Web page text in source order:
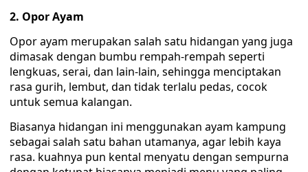
2. Opor Ayam
Opor ayam merupakan salah satu hidangan yang juga
dimasak dengan bumbu rempah-rempah seperti
lengkuas, serai, dan lain-lain, sehingga menciptakan
rasa gurih, lembut, dan tidak terlalu pedas, cocok
untuk semua kalangan.
Biasanya hidangan ini menggunakan ayam kampung
sebagai salah satu bahan utamanya, agar lebih kaya
rasa. kuahnya pun kental menyatu dengan sempurna